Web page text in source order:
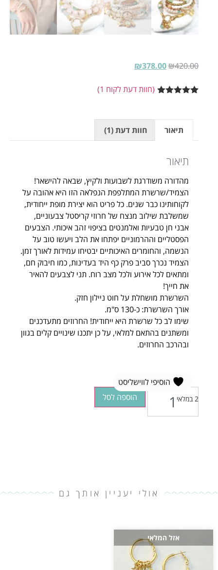
₪420.00
₪378.00
לקוחות
(חוות דעת לקוח 1
)
תיאור חוות דעת (1)
תיאור
מהדורה משודרגת לשבועות ולקיץ, שבאה להישאר!
הצמיד/שרשרת המתלפפת הנפלאה הזו היא אהובה על
לקוחותינו כבר שנים. כל פריט הוא יצירת מופת ייחודית,
שמשלבת שילוב מנצח של חרוזי קריסטל צבעוניים,
אבני חן טבעיות ואלמנטים בציפוי זהב איכותי. הצבעים
הפסטליים וההרמוניים יפתחו את הלב ויעשו טוב על
הנשמה, והחומרים האיכותיים יבטיחו עמידות לאורך זמן.
הצמיד נכרך סביב פרק כף היד בעדינות, כמו חיבוק חם,
ומתאים לכל אירוע ולכל מצב רוח. תני לצבעים להאיר
את חייך!
השרשרת מושחלת על חוט ניילון חזק.
אורך השרשרת: כ-130 ס"מ.
שימו לב כל שרשרת היא ייחודית! החרוזים מתעדכנים
ומשתנים בהתאם למלאי, על כן יתכנו שינויים קלים בגוון
ובהרכב החרוזים.
2 במלאי הוספה לסל
הוסיפי לווישליסט
אולי יעניין אותך גם
אזל המלאי